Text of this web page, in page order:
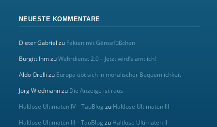
NEUESTE KOMMENTARE
Dieter Gabriel zu Fakten mit Gänsefüßchen
Burgitt IhmzuWehrdienst 2.0 – Jetzt wird’s amtlich!
Aldo Orelli zu Europa übt sich in moralischer Bequemlichkeit
Jörg Wiedmannzu Die Anzeige ist raus
Haltlose Ultimaten IV – TauBlog zu Haltlose Ultimaten III
Haltlose Ultimaten III – TauBlog zu Haltlose Ultimaten II